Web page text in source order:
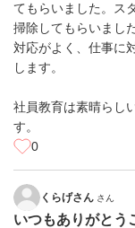
てもらいました。ス
掃除してもらいまし
対応がよく、仕事に
します。
社員教育は素晴らし
す。
0
くらげさん さん
いつもありがとう